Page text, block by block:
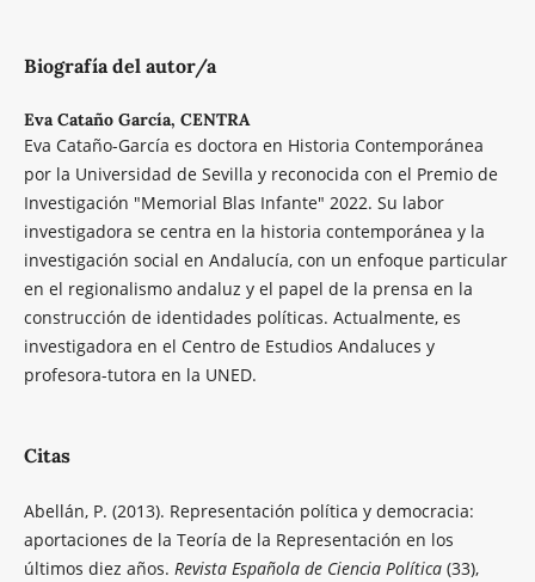
Biografía del autor/a
Eva Cataño García, CENTRA
Eva Cataño-García es doctora en Historia Contemporánea
por la Universidad de Sevilla y reconocida con el Premio de
Investigación "Memorial Blas Infante" 2022. Su labor
investigadora se centra en la historia contemporánea y la
investigación social en Andalucía, con un enfoque particular
en el regionalismo andaluz y el papel de la prensa en la
construcción de identidades políticas. Actualmente, es
investigadora en el Centro de Estudios Andaluces y
profesora-tutora en la UNED.
Citas
Abellán, P. (2013). Representación política y democracia:
aportaciones de la Teoría de la Representación en los
últimos diez años. Revista Española de Ciencia Política(33),